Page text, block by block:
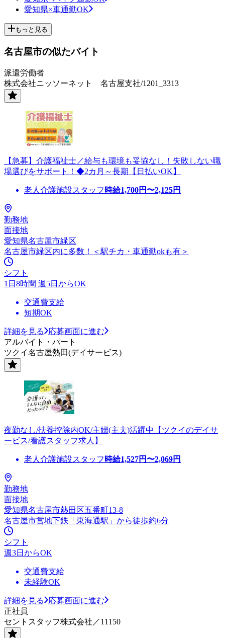
愛知県×車通勤OK
もっと見る
名古屋市の似たバイト
派遣労働者
株式会社ニッソーネット 名古屋支社/1201_3313
【急募】介護福祉士／給与も環境も妥協なし！失敗しない職
場選びをサポート！◆2カ月～長期【日払いOK】
老人介護施設スタッフ 時給1,700円〜2,125円
勤務地
面接地
愛知県名古屋市緑区
名古屋市緑区内に多数！＜駅チカ・車通勤okも有＞
シフト
1日8時間 週5日からOK
交通費支給
短期OK
詳細を見る
応募画面に進む
アルバイト・パート
ツクイ名古屋熱田(デイサービス)
夜勤なし/扶養控除内OK/主婦(主夫)活躍中【ツクイのデイサ
ービス/看護スタッフ求人】
老人介護施設スタッフ 時給1,527円〜2,069円
勤務地
面接地
愛知県名古屋市熱田区五番町13-8
名古屋市営地下鉄「東海通駅」から徒歩約6分
シフト
週3日からOK
交通費支給
未経験OK
詳細を見る
応募画面に進む
正社員
セントスタッフ株式会社／11150